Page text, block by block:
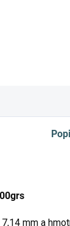
mm a